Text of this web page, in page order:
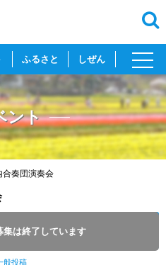
ふるさと しぜん
toggle
ント
奏団演奏会
集は終了しています
般投稿